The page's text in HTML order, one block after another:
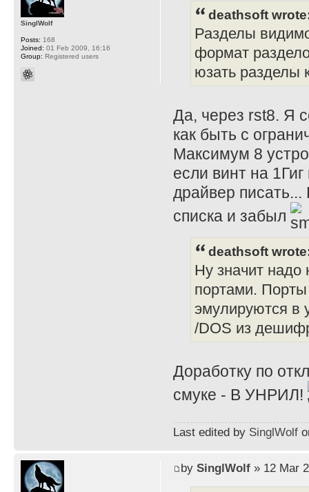
deathsoft
Разделы
формат
юзать разделы
Да, через rst8. Я
как быть с
Максимум 8
если винт на
драйвер
списка и забыл
deathsoft
Ну значит
портами.
эмулируются в
/DOS из
Доработку по
смуке - В УНРИЛ!
Last edited by SinglWolf
SinglWolf
Posts: 168
Joined: 01 Feb 2009, 16:16
Group: Registered users
by SinglWolf» 12 Mar